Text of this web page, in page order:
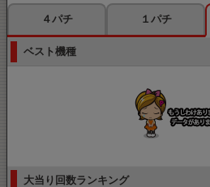
４パチ １パチ
ベスト機種
大当り回数ランキング